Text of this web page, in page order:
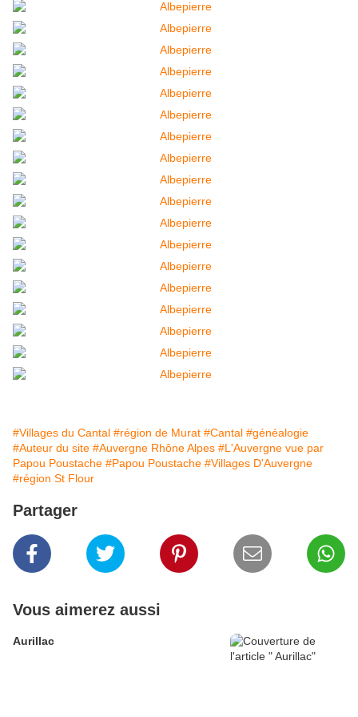
#Villages du Cantal #région de Murat #Cantal #généalogie
#Auteur du site #Auvergne Rhône Alpes #L'Auvergne vue par
Papou Poustache #Papou Poustache #Villages D'Auvergne
#région St Flour
Partager
Vous aimerez aussi
Aurillac